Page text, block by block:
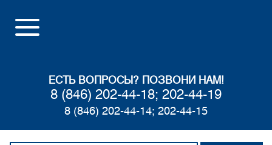
ЕСТЬ ВОПРОСЫ? ПОЗВОНИ НАМ!
8 (846) 202-44-18; 202-44-19
8 (846) 202-44-14; 202-44-15